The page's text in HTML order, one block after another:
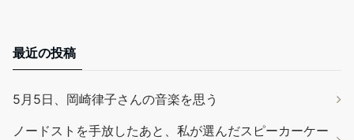
最近の投稿
5月5日、岡崎律子さんの音楽を思う
ノードストを手放したあと、私が選んだスピーカーケー